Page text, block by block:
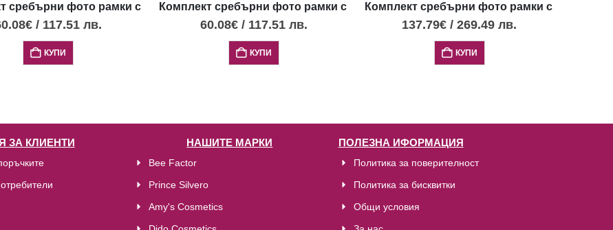
сребърни фото рамки с релефен дизайн, 2 бр., 13х18 и 9х13см
€ / 117.51 лв.
КУПИ
Комплект сребърни фото рамки с релефен дизайн, 2 бр., 13х18 и 9х13см
60.08€ / 117.51 лв.
КУПИ
Комплект сребърни фото рамки
137.79€ / 269.49 лв.
КУПИ
ЗА КЛИЕНТИ НАШИТЕ МАРКИ
Bee Factor
Prince Silvero
Amy's Cosmetics
ПОЛЕЗНА ИФОРМАЦИЯ
Политика за поверителност
Политика за бисквитки
Общи условия